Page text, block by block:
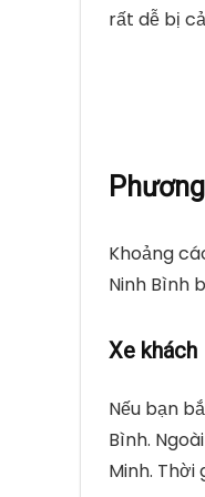
rất dễ bị
Khoảng
Ninh Bình
Xe khách
Nếu bạn
Bình.
Minh. Thời